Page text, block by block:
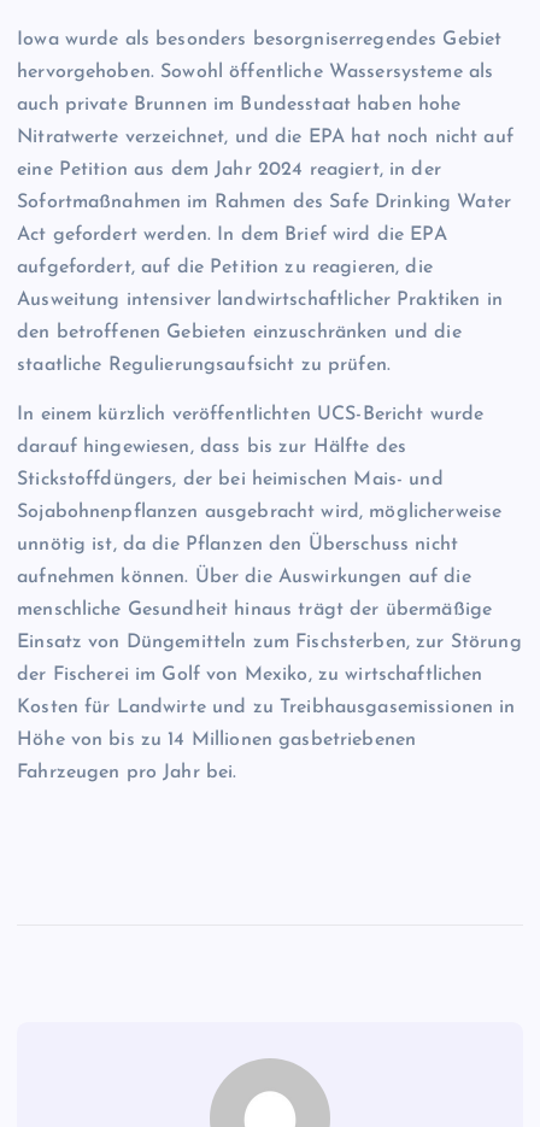
Iowa wurde als besonders besorgniserregendes Gebiet
hervorgehoben. Sowohl öffentliche Wassersysteme als
auch private Brunnen im Bundesstaat haben hohe
Nitratwerte verzeichnet, und die EPA hat noch nicht auf
eine Petition aus dem Jahr 2024 reagiert, in der
Sofortmaßnahmen im Rahmen des Safe Drinking Water
Act gefordert werden. In dem Brief wird die EPA
aufgefordert, auf die Petition zu reagieren, die
Ausweitung intensiver landwirtschaftlicher Praktiken in
den betroffenen Gebieten einzuschränken und die
staatliche Regulierungsaufsicht zu prüfen.
In einem kürzlich veröffentlichten UCS-Bericht wurde
darauf hingewiesen, dass bis zur Hälfte des
Stickstoffdüngers, der bei heimischen Mais- und
Sojabohnenpflanzen ausgebracht wird, möglicherweise
unnötig ist, da die Pflanzen den Überschuss nicht
aufnehmen können. Über die Auswirkungen auf die
menschliche Gesundheit hinaus trägt der übermäßige
Einsatz von Düngemitteln zum Fischsterben, zur Störung
der Fischerei im Golf von Mexiko, zu wirtschaftlichen
Kosten für Landwirte und zu Treibhausgasemissionen in
Höhe von bis zu 14 Millionen gasbetriebenen
Fahrzeugen pro Jahr bei.